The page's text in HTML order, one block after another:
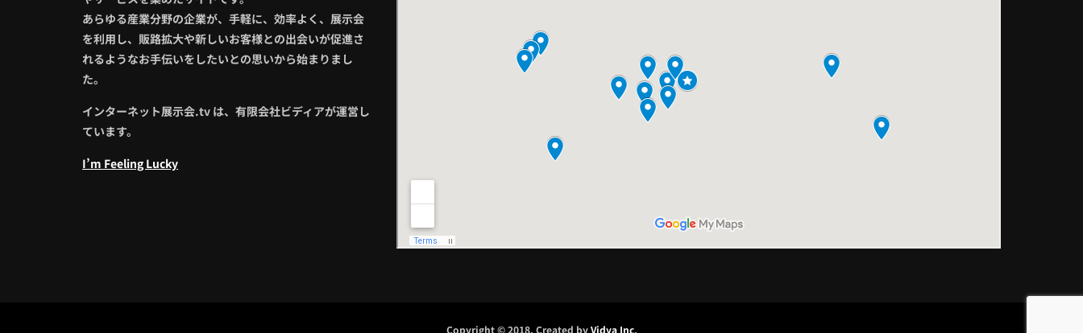
あらゆる産業分野の企業が、手軽に、効率よく、展示会
を利用し、販路拡大や新しいお客様との出会いが促進さ
れるようなお手伝いをしたいとの思いから始まりまし
た。
インターネット展示会.tv は、有限会社ビディアが運営し
ています。
I’m Feeling Lucky
Copyright © 2018. Created byVidya Inc.